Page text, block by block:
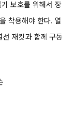
보호를 위해서 장
착용해야 한다. 열
재킷과 함께 구동